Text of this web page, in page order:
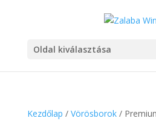
Oldal kiválasztása
Kezdőlap / Vörösborok/